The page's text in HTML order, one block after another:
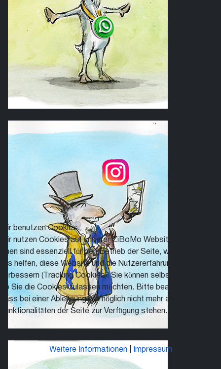
Wir benutzen Cookies
Wir nutzen Cookies auf unserer ZiBoMo Website. Einige von
ihnen sind essenziell für den Betrieb der Seite, während andere
uns helfen, diese Website und die Nutzererfahrung zu
verbessern (Tracking Cookies). Sie können selbst entscheiden,
ob Sie die Cookies zulassen möchten. Bitte beachten Sie,
dass bei einer Ablehnung womöglich nicht mehr alle
Funktionalitäten der Seite zur Verfügung stehen.
Weitere Informationen| Impressum